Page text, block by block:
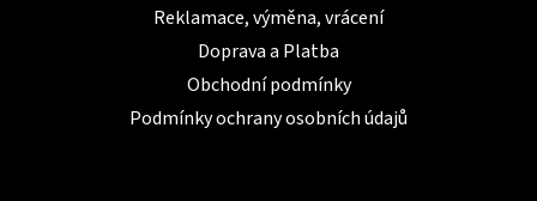
Reklamace, výměna, vrácení
Doprava a Platba
Obchodní podmínky
Podmínky ochrany osobních údajů